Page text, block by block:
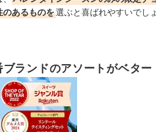
のあるものを選ぶと喜ばれやすいでし
ランドのアソートがベター